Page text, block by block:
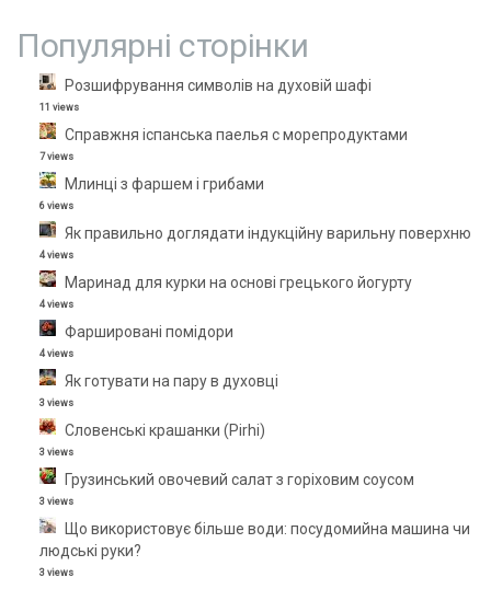
Популярні сторінки
Розшифрування символів на духовій шафі
11 views
Справжня іспанська паелья с морепродуктами
7 views
Млинці з фаршем і грибами
6 views
Як правильно доглядати індукційну варильну поверхню
4 views
Маринад для курки на основі грецького йогурту
4 views
Фаршировані помідори
4 views
Як готувати на пару в духовці
3 views
Словенські крашанки (Pirhi)
3 views
Грузинський овочевий салат з горіховим соусом
3 views
Що використовує більше води: посудомийна машина чи
людські руки?
3 views